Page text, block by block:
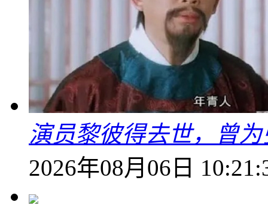
演员黎彼得去世，曾
2026年08月06日